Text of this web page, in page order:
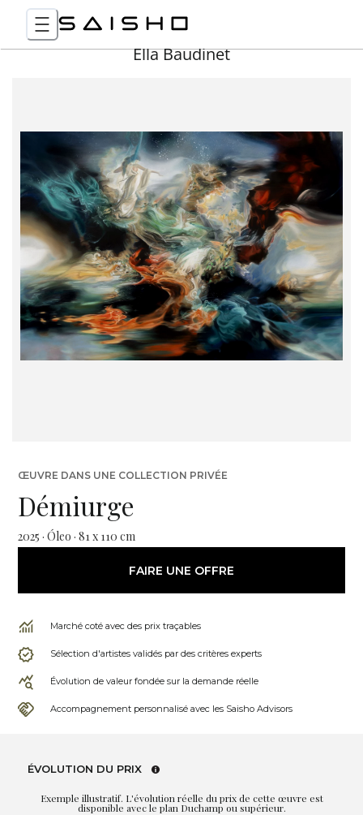
Ella Baudinet
ŒUVRE DANS UNE COLLECTION PRIVÉE
Démiurge
2025 · Óleo · 81 x 110 cm
FAIRE UNE OFFRE
Marché coté avec des prix traçables
Sélection d'artistes validés par des critères experts
Évolution de valeur fondée sur la demande réelle
Accompagnement personnalisé avec les Saisho Advisors
ÉVOLUTION DU PRIX
Exemple illustratif. L'évolution réelle du prix de cette œuvre est
disponible avec le plan Duchamp ou supérieur.